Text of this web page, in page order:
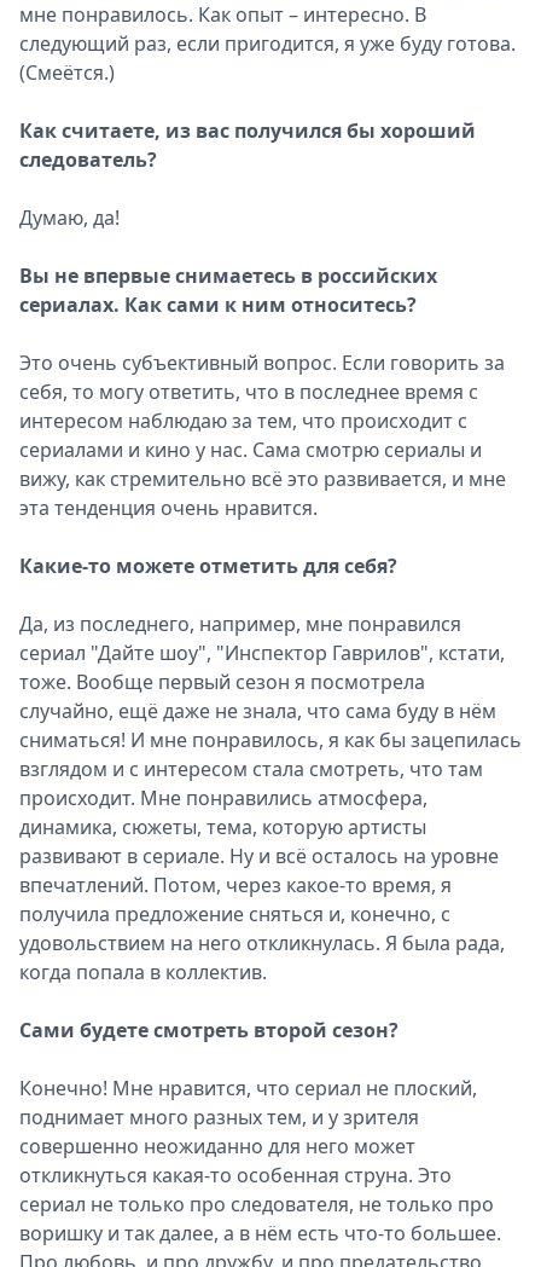
мне понравилось. Как опыт – интересно. В
следующий раз, если пригодится, я уже буду готова.
(Смеётся.)
Как считаете, из вас получился бы хороший
следователь?
Думаю, да!
Вы не впервые снимаетесь в российских
сериалах. Как сами к ним относитесь?
Это очень субъективный вопрос. Если говорить за
себя, то могу ответить, что в последнее время с
интересом наблюдаю за тем, что происходит с
сериалами и кино у нас. Сама смотрю сериалы и
вижу, как стремительно всё это развивается, и мне
эта тенденция очень нравится.
Какие-то можете отметить для себя?
Да, из последнего, например, мне понравился
сериал "Дайте шоу", "Инспектор Гаврилов", кстати,
тоже. Вообще первый сезон я посмотрела
случайно, ещё даже не знала, что сама буду в нём
сниматься! И мне понравилось, я как бы зацепилась
взглядом и с интересом стала смотреть, что там
происходит. Мне понравились атмосфера,
динамика, сюжеты, тема, которую артисты
развивают в сериале. Ну и всё осталось на уровне
впечатлений. Потом, через какое-то время, я
получила предложение сняться и, конечно, с
удовольствием на него откликнулась. Я была рада,
когда попала в коллектив.
Сами будете смотреть второй сезон?
Конечно! Мне нравится, что сериал не плоский,
поднимает много разных тем, и у зрителя
совершенно неожиданно для него может
откликнуться какая-то особенная струна. Это
сериал не только про следователя, не только про
воришку и так далее, а в нём есть что-то большее.